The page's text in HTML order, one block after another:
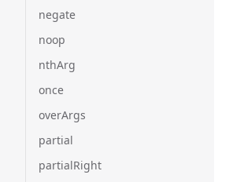
negate
noop
nthArg
once
overArgs
partial
partialRight